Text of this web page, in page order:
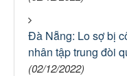
Đà Nẵng: Lo sợ bị
nhân tập trung đòi
(02/12/2022)